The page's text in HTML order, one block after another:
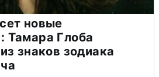
новые
Тамара Глоба
знаков зодиака